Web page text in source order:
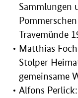
Sammlungen
Travemünde
Matthias
Stolper
gemeinsame
Alfons